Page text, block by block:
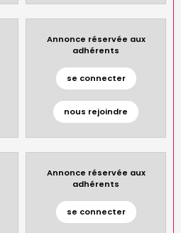
Annonce réservée aux
adhérents
se connecter
nous rejoindre
Annonce réservée aux
adhérents
se connecter